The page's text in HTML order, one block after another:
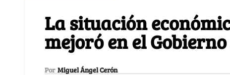
La situación
mejoró en el
Por Miguel Ángel Cerón